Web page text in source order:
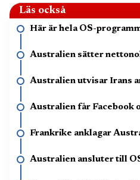
Läs också
Här är hela OS-
Australien sätter
Australien utvisar Irans
Australien får Facebook
Frankrike anklagar
Australien ansluter till